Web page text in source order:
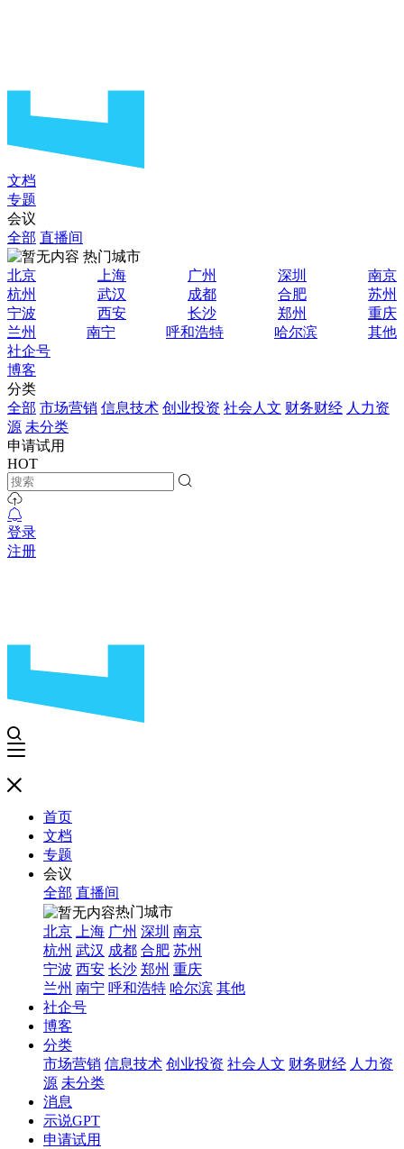
文档
专题
会议
全部 直播间
热门城市
北京
上海 广州 深圳
南京
杭州
武汉 成都 合肥
苏州
宁波
西安 长沙 郑州
重庆
兰州
南宁 呼和浩特 哈尔滨
其他
社企号
博客
分类
全部 市场营销 信息技术 创业投资 社会人文 财务财经 人力资
源 未分类
申请试用
HOT
登录
注册
首页
文档
专题
会议
全部 直播间
热门城市
北京
上海 广州 深圳 南京
杭州 武汉 成都 合肥 苏州
宁波 西安 长沙 郑州 重庆
兰州 南宁 呼和浩特 哈尔滨 其他
社企号
博客
分类
市场营销 信息技术 创业投资 社会人文 财务财经 人力资
源 未分类
消息
示说GPT
申请试用